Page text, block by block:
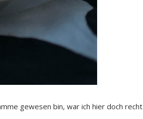
gewesen bin, war ich hier doch recht